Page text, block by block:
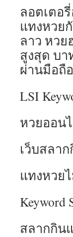
ลอตเตอ
แทงหวย
ลาว หว
สูงสุด บา
ผ่านมือถือ
LSI
หวยออน
เว็บสลา
แทงหวย
Keyword
สลากกิน